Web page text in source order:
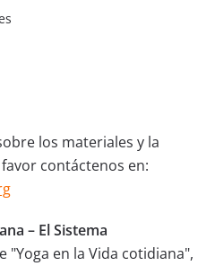
los materiales y la
contáctenos en:
– El Sistema
"Yoga en la Vida cotidiana",